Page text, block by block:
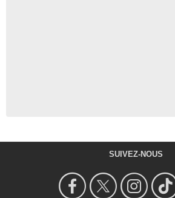
SUIVEZ-NOUS